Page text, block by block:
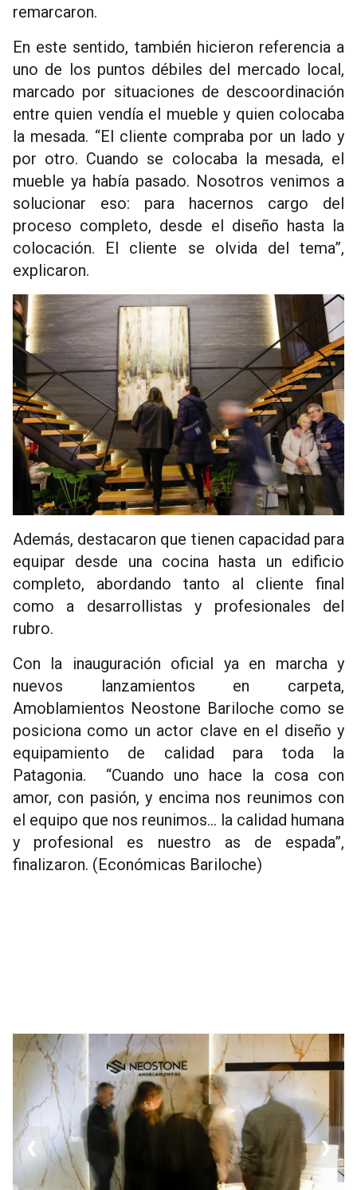
remarcaron.
En este sentido, también hicieron referencia a
uno de los puntos débiles del mercado local,
marcado por situaciones de descoordinación
entre quien vendía el mueble y quien colocaba
la mesada. “El cliente compraba por un lado y
por otro. Cuando se colocaba la mesada, el
mueble ya había pasado. Nosotros venimos a
solucionar eso: para hacernos cargo del
proceso completo, desde el diseño hasta la
colocación. El cliente se olvida del tema”,
explicaron.
Además, destacaron que tienen capacidad para
equipar desde una cocina hasta un edificio
completo, abordando tanto al cliente final
como a desarrollistas y profesionales del
rubro.
Con la inauguración oficial ya en marcha y
nuevos lanzamientos en carpeta,
Amoblamientos Neostone Bariloche como se
posiciona como un actor clave en el diseño y
equipamiento de calidad para toda la
Patagonia. “Cuando uno hace la cosa con
amor, con pasión, y encima nos reunimos con
el equipo que nos reunimos… la calidad humana
y profesional es nuestro as de espada”,
finalizaron. (Económicas Bariloche)
❮ ❯